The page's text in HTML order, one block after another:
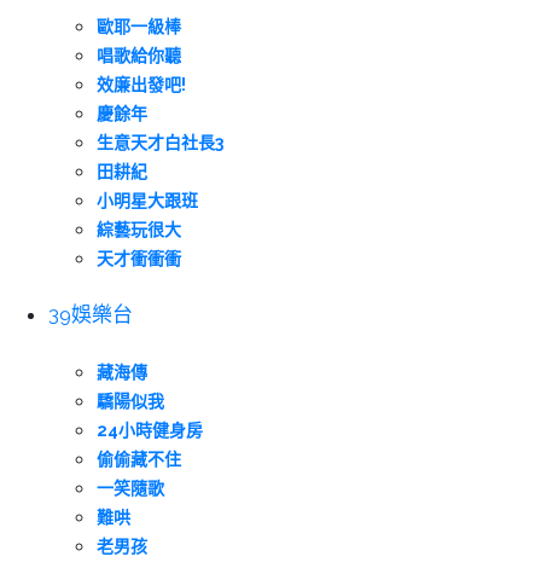
歐耶一級棒
唱歌給你聽
效廉出發吧!
慶餘年
生意天才白社長3
田耕紀
小明星大跟班
綜藝玩很大
天才衝衝衝
39娛樂台
藏海傳
驕陽似我
24小時健身房
偷偷藏不住
一笑隨歌
難哄
老男孩